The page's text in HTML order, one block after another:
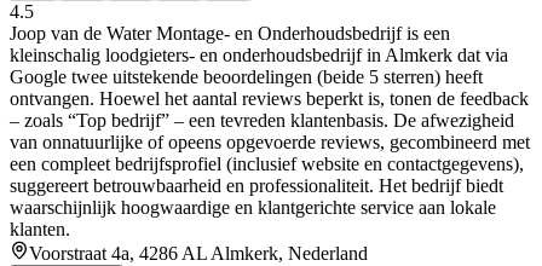
4.5
Joop van de Water Montage‑ en Onderhoudsbedrijf is een
kleinschalig loodgieters- en onderhoudsbedrijf in Almkerk dat via
Google twee uitstekende beoordelingen (beide 5 sterren) heeft
ontvangen. Hoewel het aantal reviews beperkt is, tonen de feedback
– zoals “Top bedrijf” – een tevreden klantenbasis. De afwezigheid
van onnatuurlijke of opeens opgevoerde reviews, gecombineerd met
een compleet bedrijfsprofiel (inclusief website en contactgegevens),
suggereert betrouwbaarheid en professionaliteit. Het bedrijf biedt
waarschijnlijk hoogwaardige en klantgerichte service aan lokale
klanten.
Voorstraat 4a, 4286 AL Almkerk, Nederland